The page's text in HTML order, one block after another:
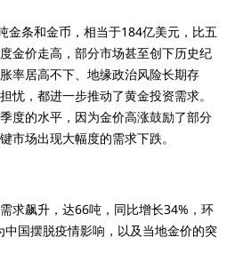
金条和金币，相当于184亿美元，比五
金价走高，部分市场甚至创下历史纪
率居高不下、地缘政治风险长期存
忧，都进一步推动了黄金投资需求。
度的水平，因为金价高涨鼓励了部分
市场出现大幅度的需求下跌。
求飙升，达66吨，同比增长34%，环
国摆脱疫情影响，以及当地金价的突